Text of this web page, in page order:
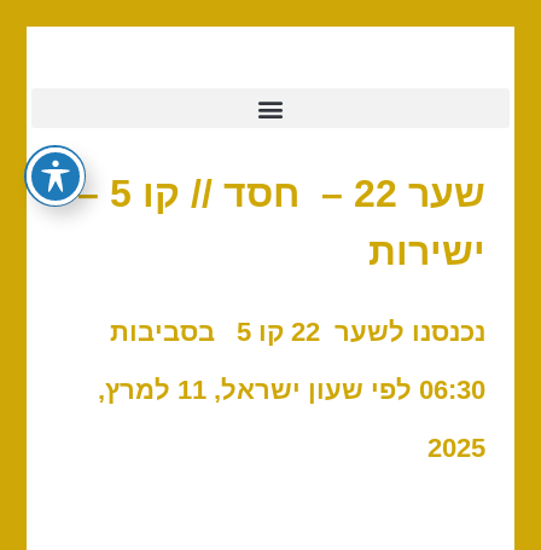
שער 22 – חסד // קו 5 –
ישירות
נכנסנו לשער 22 קו 5 בסביבות
06:30 לפי שעון ישראל, 11 למרץ,
2025